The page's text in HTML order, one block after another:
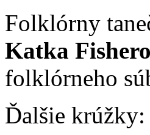
Folklórny
Katka
folklórneho
Ďalšie krúžky: